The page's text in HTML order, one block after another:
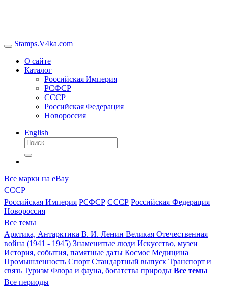
Stamps.V4ka.com
О сайте
Каталог
Российская Империя
РСФСР
СССР
Российская Федерация
Новороссия
English
Все марки на eBay
СССР
Российская Империя РСФСР СССР Российская Федерация
Новороссия
Все темы
Арктика, Антарктика В. И. Ленин Великая Отечественная
война (1941 - 1945) Знаменитые люди Искусство, музеи
История, события, памятные даты Космос Медицина
Промышленность Спорт Стандартный выпуск Транспорт и
связь Туризм Флора и фауна, богатства природы Все темы
Все периоды